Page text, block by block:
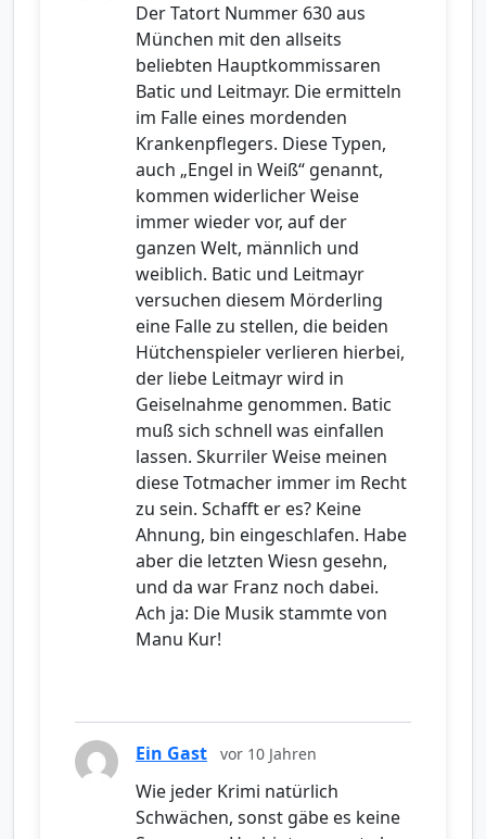
Der Tatort Nummer 630 aus
München mit den allseits
beliebten Hauptkommissaren
Batic und Leitmayr. Die ermitteln
im Falle eines mordenden
Krankenpflegers. Diese Typen,
auch „Engel in Weiß“ genannt,
kommen widerlicher Weise
immer wieder vor, auf der
ganzen Welt, männlich und
weiblich. Batic und Leitmayr
versuchen diesem Mörderling
eine Falle zu stellen, die beiden
Hütchenspieler verlieren hierbei,
der liebe Leitmayr wird in
Geiselnahme genommen. Batic
muß sich schnell was einfallen
lassen. Skurriler Weise meinen
diese Totmacher immer im Recht
zu sein. Schafft er es? Keine
Ahnung, bin eingeschlafen. Habe
aber die letzten Wiesn gesehn,
und da war Franz noch dabei.
Ach ja: Die Musik stammte von
Manu Kur!
Ein Gast vor 10 Jahren
Wie jeder Krimi natürlich
Schwächen, sonst gäbe es keine